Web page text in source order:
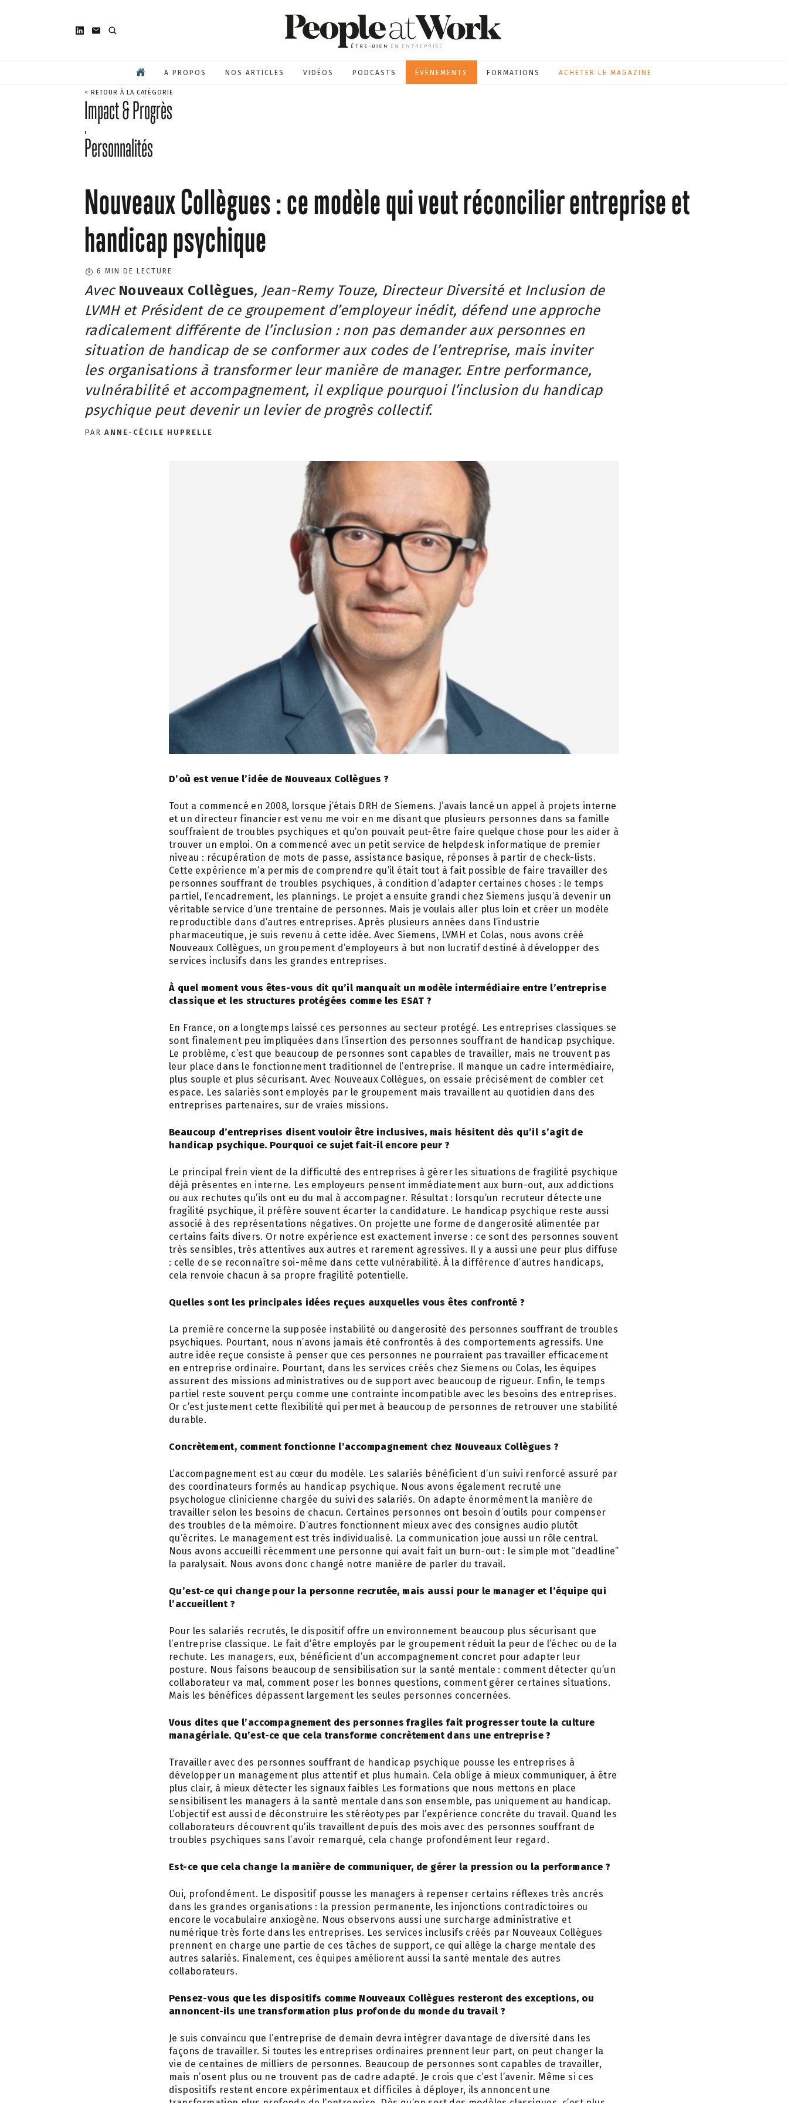
A PROPOS NOS ARTICLES VIDÉOS PODCASTS ÉVÈNEMENTS FORMATIONS ACHETER LE MAGAZINE
< RETOUR À LA CATÉGORIE
Impact & Progrès
,
Personnalités
Nouveaux Collègues : ce modèle qui veut réconcilier entreprise et
handicap psychique
6 MIN DE LECTURE
Avec Nouveaux Collègues, Jean-Remy Touze, Directeur Diversité et Inclusion de
LVMHet Président de ce groupement d’employeur inédit, défend une approche
radicalement différente de l’inclusion : non pas demander aux personnes en
situation de handicap de se conformer aux codes de l’entreprise, mais inviter
les organisations à transformer leur manière de manager. Entre performance,
vulnérabilité et accompagnement, il explique pourquoi l’inclusion du handicap
psychique peut devenir un levier de progrès collectif.
PAR ANNE-CÉCILE HUPRELLE
D’où est venue l’idée de Nouveaux Collègues ?
Tout a commencé en 2008, lorsque j’étais DRH de Siemens. J’avais lancé un appel à projets interne
et un directeur financier est venu me voir en me disant que plusieurs personnes dans sa famille
souffraient de troubles psychiques et qu’on pouvait peut-être faire quelque chose pour les aider à
trouver un emploi. On a commencé avec un petit service de helpdesk informatique de premier
niveau : récupération de mots de passe, assistance basique, réponses à partir de check-lists.
Cette expérience m’a permis de comprendre qu’il était tout à fait possible de faire travailler des
personnes souffrant de troubles psychiques, à condition d’adapter certaines choses : le temps
partiel, l’encadrement, les plannings. Le projet a ensuite grandi chez Siemens jusqu’à devenir un
véritable service d’une trentaine de personnes. Mais je voulais aller plus loin et créer un modèle
reproductible dans d’autres entreprises. Après plusieurs années dans l’industrie
pharmaceutique, je suis revenu à cette idée. Avec Siemens, LVMH et Colas, nous avons créé
Nouveaux Collègues, un groupement d’employeurs à but non lucratif destiné à développer des
services inclusifs dans les grandes entreprises.
À quel moment vous êtes-vous dit qu’il manquait un modèle intermédiaire entre l’entreprise
classique et les structures protégées comme les ESAT ?
En France, on a longtemps laissé ces personnes au secteur protégé. Les entreprises classiques se
sont finalement peu impliquées dans l’insertion des personnes souffrant de handicap psychique.
Le problème, c’est que beaucoup de personnes sont capables de travailler, mais ne trouvent pas
leur place dans le fonctionnement traditionnel de l’entreprise. Il manque un cadre intermédiaire,
plus souple et plus sécurisant. Avec Nouveaux Collègues, on essaie précisément de combler cet
espace. Les salariés sont employés par le groupement mais travaillent au quotidien dans des
entreprises partenaires, sur de vraies missions.
Beaucoup d’entreprises disent vouloir être inclusives, mais hésitent dès qu’il s’agit de
handicap psychique. Pourquoi ce sujet fait-il encore peur ?
Le principal frein vient de la difficulté des entreprises à gérer les situations de fragilité psychique
déjà présentes en interne. Les employeurs pensent immédiatement aux burn-out, aux addictions
ou aux rechutes qu’ils ont eu du mal à accompagner. Résultat : lorsqu’un recruteur détecte une
fragilité psychique, il préfère souvent écarter la candidature. Le handicap psychique reste aussi
associé à des représentations négatives. On projette une forme de dangerosité alimentée par
certains faits divers. Or notre expérience est exactement inverse : ce sont des personnes souvent
très sensibles, très attentives aux autres et rarement agressives. Il y a aussi une peur plus diffuse
: celle de se reconnaître soi-même dans cette vulnérabilité. À la différence d’autres handicaps,
cela renvoie chacun à sa propre fragilité potentielle.
Quelles sont les principales idées reçues auxquelles vous êtes confronté ?
La première concerne la supposée instabilité ou dangerosité des personnes souffrant de troubles
psychiques. Pourtant, nous n’avons jamais été confrontés à des comportements agressifs. Une
autre idée reçue consiste à penser que ces personnes ne pourraient pas travailler efficacement
en entreprise ordinaire. Pourtant, dans les services créés chez Siemens ou Colas, les équipes
assurent des missions administratives ou de support avec beaucoup de rigueur. Enfin, le temps
partiel reste souvent perçu comme une contrainte incompatible avec les besoins des entreprises.
Or c’est justement cette flexibilité qui permet à beaucoup de personnes de retrouver une stabilité
durable.
Concrètement, comment fonctionne l’accompagnement chez Nouveaux Collègues ?
L’accompagnement est au cœur du modèle. Les salariés bénéficient d’un suivi renforcé assuré par
des coordinateurs formés au handicap psychique. Nous avons également recruté une
psychologue clinicienne chargée du suivi des salariés. On adapte énormément la manière de
travailler selon les besoins de chacun. Certaines personnes ont besoin d’outils pour compenser
des troubles de la mémoire. D’autres fonctionnent mieux avec des consignes audio plutôt
qu’écrites. Le management est très individualisé. La communication joue aussi un rôle central.
Nous avons accueilli récemment une personne qui avait fait un burn-out : le simple mot “deadline”
la paralysait. Nous avons donc changé notre manière de parler du travail.
Qu’est-ce qui change pour la personne recrutée, mais aussi pour le manager et l’équipe qui
l’accueillent ?
Pour les salariés recrutés, le dispositif offre un environnement beaucoup plus sécurisant que
l’entreprise classique. Le fait d’être employés par le groupement réduit la peur de l’échec ou de la
rechute. Les managers, eux, bénéficient d’un accompagnement concret pour adapter leur
posture. Nous faisons beaucoup de sensibilisation sur la santé mentale : comment détecter qu’un
collaborateur va mal, comment poser les bonnes questions, comment gérer certaines situations.
Mais les bénéfices dépassent largement les seules personnes concernées.
Vous dites que l’accompagnement des personnes fragiles fait progresser toute la culture
managériale. Qu’est-ce que cela transforme concrètement dans une entreprise ?
Travailler avec des personnes souffrant de handicap psychique pousse les entreprises à
développer un management plus attentif et plus humain. Cela oblige à mieux communiquer, à être
plus clair, à mieux détecter les signaux faibles Les formations que nous mettons en place
sensibilisent les managers à la santé mentale dans son ensemble, pas uniquement au handicap.
L’objectif est aussi de déconstruire les stéréotypes par l’expérience concrète du travail. Quand les
collaborateurs découvrent qu’ils travaillent depuis des mois avec des personnes souffrant de
troubles psychiques sans l’avoir remarqué, cela change profondément leur regard.
Est-ce que cela change la manière de communiquer, de gérer la pression ou la performance ?
Oui, profondément. Le dispositif pousse les managers à repenser certains réflexes très ancrés
dans les grandes organisations : la pression permanente, les injonctions contradictoires ou
encore le vocabulaire anxiogène. Nous observons aussi une surcharge administrative et
numérique très forte dans les entreprises. Les services inclusifs créés par Nouveaux Collègues
prennent en charge une partie de ces tâches de support, ce qui allège la charge mentale des
autres salariés. Finalement, ces équipes améliorent aussi la santé mentale des autres
collaborateurs.
Pensez-vous que les dispositifs comme Nouveaux Collègues resteront des exceptions, ou
annoncent-ils une transformation plus profonde du monde du travail ?
Je suis convaincu que l’entreprise de demain devra intégrer davantage de diversité dans les
façons de travailler. Si toutes les entreprises ordinaires prennent leur part, on peut changer la
vie de centaines de milliers de personnes. Beaucoup de personnes sont capables de travailler,
mais n’osent plus ou ne trouvent pas de cadre adapté. Je crois que c’est l’avenir. Même si ces
dispositifs restent encore expérimentaux et difficiles à déployer, ils annoncent une